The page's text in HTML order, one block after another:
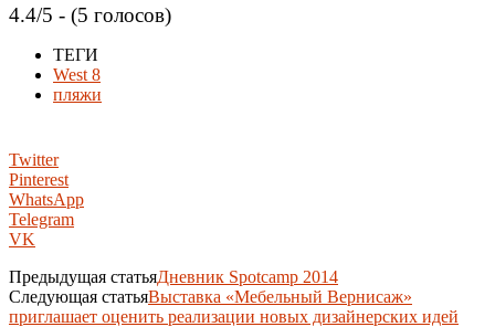
4.4/5 - (5 голосов)
ТЕГИ
West 8
пляжи
Twitter
Pinterest
WhatsApp
Telegram
VK
Предыдущая статьяДневник Spotcamp 2014
Следующая статьяВыставка «Мебельный Вернисаж»
приглашает оценить реализации новых дизайнерских идей